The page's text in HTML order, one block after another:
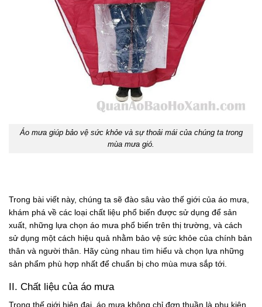
Áo mưa giúp bảo vệ sức khỏe và sự thoải mái của chúng ta trong
mùa mưa gió.
Trong bài viết này, chúng ta sẽ đào sâu vào thế giới của áo mưa,
khám phá về các loại chất liệu phổ biến được sử dụng để sản
xuất, những lựa chọn áo mưa phổ biến trên thị trường, và cách
sử dụng một cách hiệu quả nhằm bảo vệ sức khỏe của chính bản
thân và người thân. Hãy cùng nhau tìm hiểu và chọn lựa những
sản phẩm phù hợp nhất để chuẩn bị cho mùa mưa sắp tới.
II. Chất liệu của áo mưa
Trong thế giới hiện đại, áo mưa không chỉ đơn thuần là phụ kiện